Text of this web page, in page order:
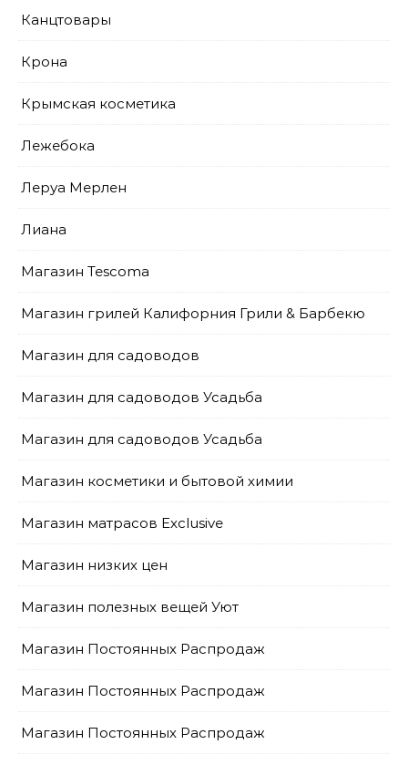
Канцтовары
Крона
Крымская косметика
Лежебока
Леруа Мерлен
Лиана
Магазин Tescoma
Магазин грилей Калифорния Грили & Барбекю
Магазин для садоводов
Магазин для садоводов Усадьба
Магазин для садоводов Усадьба
Магазин косметики и бытовой химии
Магазин матрасов Exclusive
Магазин низких цен
Магазин полезных вещей Уют
Магазин Постоянных Распродаж
Магазин Постоянных Распродаж
Магазин Постоянных Распродаж